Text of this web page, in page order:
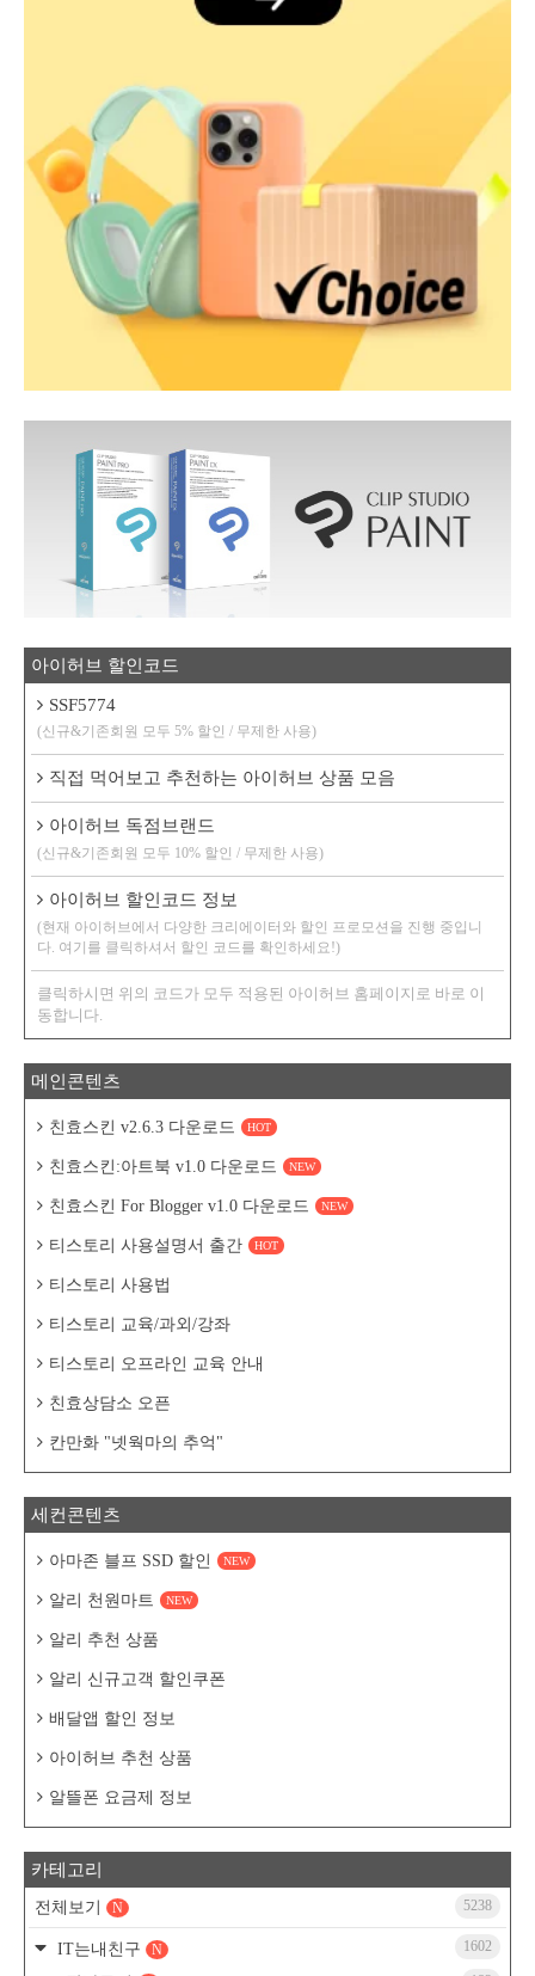
아이허브 할인코드
SSF5774
(신규&기존회원 모두 5% 할인 / 무제한 사용)
직접 먹어보고 추천하는 아이허브 상품 모음
아이허브 독점브랜드
(신규&기존회원 모두 10% 할인 / 무제한 사용)
아이허브 할인코드 정보
(현재 아이허브에서 다양한 크리에이터와 할인 프로모션을 진행 중입니
다. 여기를 클릭하셔서 할인 코드를 확인하세요!)
클릭하시면 위의 코드가 모두 적용된 아이허브 홈페이지로 바로 이
동합니다.
메인콘텐츠
친효스킨 v2.6.3 다운로드 HOT
친효스킨:아트북 v1.0 다운로드 NEW
친효스킨 For Blogger v1.0 다운로드 NEW
티스토리 사용설명서 출간 HOT
티스토리 사용법
티스토리 교육/과외/강좌
티스토리 오프라인 교육 안내
친효상담소 오픈
칸만화 "넷웍마의 추억"
세컨콘텐츠
아마존 블프 SSD 할인 NEW
알리 천원마트 NEW
알리 추천 상품
알리 신규고객 할인쿠폰
배달앱 할인 정보
아이허브 추천 상품
알뜰폰 요금제 정보
카테고리
전체보기 5238
N
IT는내친구 1602
N